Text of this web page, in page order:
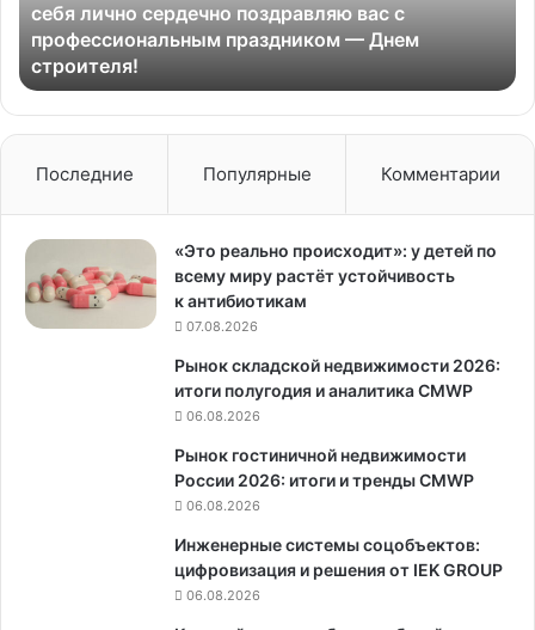
отрасли!
От
имени
Национального
объединения
строителей
себя
лично
сердечно
поздравляю
вас
себя лично сердечно поздравляю вас с
профессиональным праздником — Днем
строителя!
Последние Популярные Комментарии
«Это реально происходит»: у детей по
всему миру растёт устойчивость
к антибиотикам
07.08.2026
Рынок складской недвижимости 2026:
итоги полугодия и аналитика CMWP
06.08.2026
Рынок гостиничной недвижимости
России 2026: итоги и тренды CMWP
06.08.2026
Инженерные системы соцобъектов:
цифровизация и решения от IEK GROUP
06.08.2026